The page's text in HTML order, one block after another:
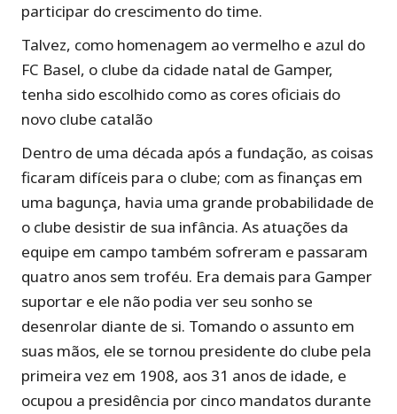
participar do crescimento do time.
Talvez, como homenagem ao vermelho e azul do
FC Basel, o clube da cidade natal de Gamper,
tenha sido escolhido como as cores oficiais do
novo clube catalão
Dentro de uma década após a fundação, as coisas
ficaram difíceis para o clube; com as finanças em
uma bagunça, havia uma grande probabilidade de
o clube desistir de sua infância. As atuações da
equipe em campo também sofreram e passaram
quatro anos sem troféu. Era demais para Gamper
suportar e ele não podia ver seu sonho se
desenrolar diante de si. Tomando o assunto em
suas mãos, ele se tornou presidente do clube pela
primeira vez em 1908, aos 31 anos de idade, e
ocupou a presidência por cinco mandatos durante